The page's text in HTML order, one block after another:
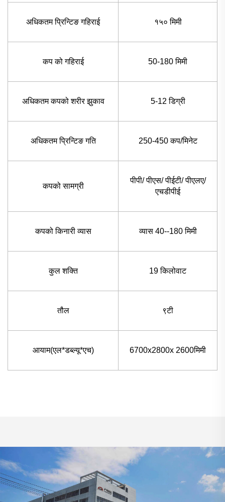
अधिकतम प्रिन्टिङ गहिराई १५० मिमी
कप को गहिराई 50-180 मिमी
अधिकतम कपको शरीर झुकाव 5-12 डिग्री
अधिकतम प्रिन्टिङ गति 250-450 कप/मिनेट
कपको सामग्री
पीपी/ पीएस/ पीईटी/ पीएलए/
एचडीपीई
कपको किनारी व्यास व्यास 40--180 मिमी
कुल शक्ति 19 किलोवाट
तौल ९टी
आयाम(एल*डब्ल्यू*एच) 6700x2800x 2600मिमी